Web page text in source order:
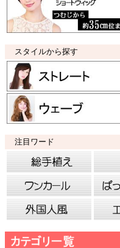
スタイルから探す
注目ワード